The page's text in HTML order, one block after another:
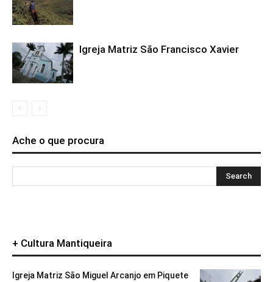
Igreja Matriz São Francisco Xavier
Ache o que procura
+ Cultura Mantiqueira
Igreja Matriz São Miguel Arcanjo em Piquete